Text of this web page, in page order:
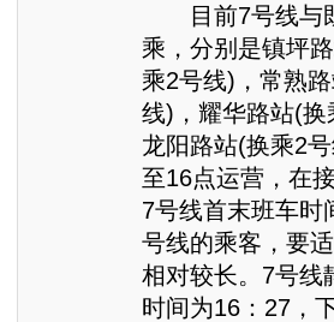
目前7号线与既
乘，分别是镇坪
乘2号线)，常熟
线)，耀华路站(
龙阳路站(换乘2
至16点运营，在
7号线首末班车时
号线的乘客，要
相对较长。7号线
时间为16：27，